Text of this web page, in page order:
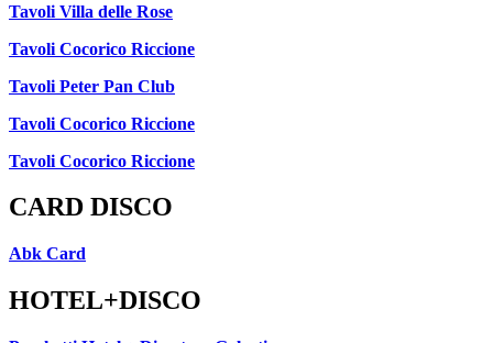
Tavoli Villa delle Rose
Tavoli Cocorico Riccione
Tavoli Peter Pan Club
Tavoli Cocorico Riccione
Tavoli Cocorico Riccione
CARD DISCO
Abk Card
HOTEL+DISCO